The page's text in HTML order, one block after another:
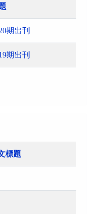
期出刊
期出刊
標題